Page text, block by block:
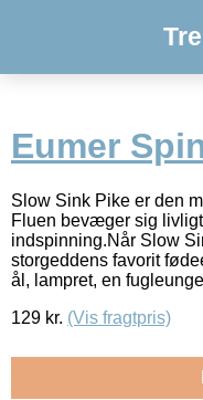
Eumer
Slow Sink Pike er den
Fluen bevæger sig
indspinning.Når Slow
storgeddens favorit
ål, lampret, en fugleunge
129 kr. (Vis fragtpris)